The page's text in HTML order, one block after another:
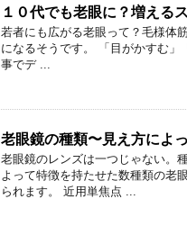
１０代でも老眼に？増える
若者にも広がる老眼って？毛様体
になるそうです。 「目がかすむ
事でデ ...
老眼鏡の種類〜見え方によ
老眼鏡のレンズは一つじゃない。
よって特徴を持たせた数種類の老
られます。 近用単焦点 ...